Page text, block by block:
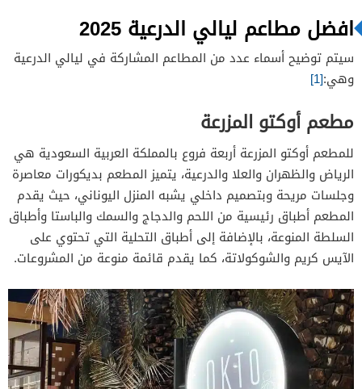
افضل مطاعم ليالي الدرعية 2025
سيتم توضيح أسماء عدد من المطاعم المشاركة في ليالي الدرعية
وهي:[1]
مطعم أوكتو المزرعة
للمطعم أوكتو المزرعة أربعة فروع بالمملكة العربية السعودية هي
الرياض والظهران والعلا والدرعية، يتميز المطعم بديكورات معاصرة
وجلسات مريحة وبتصميم داخلي يشبه المنزل اليوناني، حيث يقدم
المطعم أطباق رئيسية من اللحم والدجاج والسمك والباستا وأطباق
السلطة المنوعة، بالإضافة إلى أطباق التحلية التي تحتوي على
الآيس كريم والشوكولاتة، كما يقدم قائمة منوعة من المشروعات.